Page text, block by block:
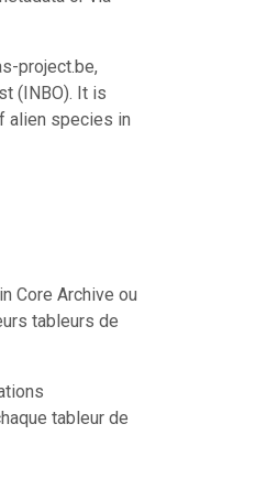
project.be,
(INBO). It is
alien species in
Core Archive ou
tableurs de
tableur de